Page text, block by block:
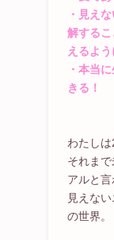
・見え
解する
えるよ
・本当
きる！
わたし
それま
アルと言
見えな
の世界。